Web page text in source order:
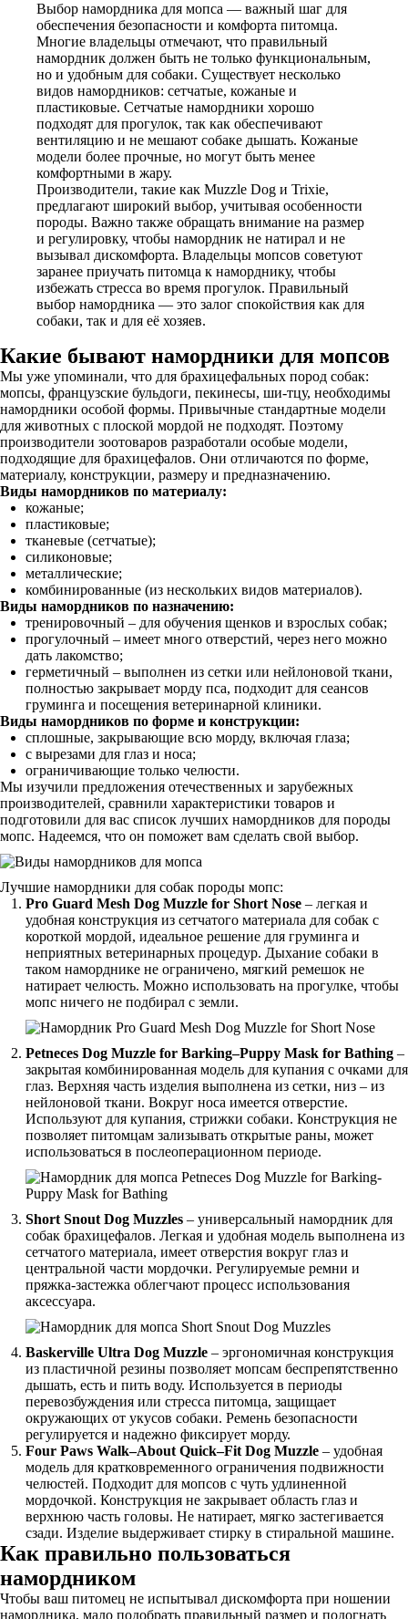
Выбор намордника для мопса — важный шаг для
обеспечения безопасности и комфорта питомца.
Многие владельцы отмечают, что правильный
намордник должен быть не только функциональным,
но и удобным для собаки. Существует несколько
видов намордников: сетчатые, кожаные и
пластиковые. Сетчатые намордники хорошо
подходят для прогулок, так как обеспечивают
вентиляцию и не мешают собаке дышать. Кожаные
модели более прочные, но могут быть менее
комфортными в жару.
Производители, такие как Muzzle Dog и Trixie,
предлагают широкий выбор, учитывая особенности
породы. Важно также обращать внимание на размер
и регулировку, чтобы намордник не натирал и не
вызывал дискомфорта. Владельцы мопсов советуют
заранее приучать питомца к наморднику, чтобы
избежать стресса во время прогулок. Правильный
выбор намордника — это залог спокойствия как для
собаки, так и для её хозяев.
Какие бывают намордники для мопсов
Мы уже упоминали, что для брахицефальных пород собак:
мопсы, французские бульдоги, пекинесы, ши-тцу, необходимы
намордники особой формы. Привычные стандартные модели
для животных с плоской мордой не подходят. Поэтому
производители зоотоваров разработали особые модели,
подходящие для брахицефалов. Они отличаются по форме,
материалу, конструкции, размеру и предназначению.
Виды намордников по материалу:
кожаные;
пластиковые;
тканевые (сетчатые);
силиконовые;
металлические;
комбинированные (из нескольких видов материалов).
Виды намордников по назначению:
тренировочный – для обучения щенков и взрослых собак;
прогулочный – имеет много отверстий, через него можно
дать лакомство;
герметичный – выполнен из сетки или нейлоновой ткани,
полностью закрывает морду пса, подходит для сеансов
груминга и посещения ветеринарной клиники.
Виды намордников по форме и конструкции:
сплошные, закрывающие всю морду, включая глаза;
с вырезами для глаз и носа;
ограничивающие только челюсти.
Мы изучили предложения отечественных и зарубежных
производителей, сравнили характеристики товаров и
подготовили для вас список лучших намордников для породы
мопс. Надеемся, что он поможет вам сделать свой выбор.
Лучшие намордники для собак породы мопс:
Pro Guard Mesh Dog Muzzle for Short Nose – легкая и
удобная конструкция из сетчатого материала для собак с
короткой мордой, идеальное решение для груминга и
неприятных ветеринарных процедур. Дыхание собаки в
таком наморднике не ограничено, мягкий ремешок не
натирает челюсть. Можно использовать на прогулке, чтобы
мопс ничего не подбирал с земли.
Petneces Dog Muzzle for Barking–Puppy Mask for Bathing –
закрытая комбинированная модель для купания с очками для
глаз. Верхняя часть изделия выполнена из сетки, низ – из
нейлоновой ткани. Вокруг носа имеется отверстие.
Используют для купания, стрижки собаки. Конструкция не
позволяет питомцам зализывать открытые раны, может
использоваться в послеоперационном периоде.
Short Snout Dog Muzzles – универсальный намордник для
собак брахицефалов. Легкая и удобная модель выполнена из
сетчатого материала, имеет отверстия вокруг глаз и
центральной части мордочки. Регулируемые ремни и
пряжка-застежка облегчают процесс использования
аксессуара.
Baskerville Ultra Dog Muzzle – эргономичная конструкция
из пластичной резины позволяет мопсам беспрепятственно
дышать, есть и пить воду. Используется в периоды
перевозбуждения или стресса питомца, защищает
окружающих от укусов собаки. Ремень безопасности
регулируется и надежно фиксирует морду.
Four Paws Walk–About Quick–Fit Dog Muzzle – удобная
модель для кратковременного ограничения подвижности
челюстей. Подходит для мопсов с чуть удлиненной
мордочкой. Конструкция не закрывает область глаз и
верхнюю часть головы. Не натирает, мягко застегивается
сзади. Изделие выдерживает стирку в стиральной машине.
Как правильно пользоваться
намордником
Чтобы ваш питомец не испытывал дискомфорта при ношении
намордника, мало подобрать правильный размер и подогнать